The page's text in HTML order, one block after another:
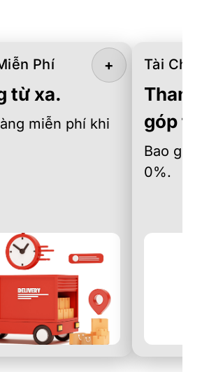
Phí
từ xa.
miễn phí khi
+ Tài
góp
Bao
0%.